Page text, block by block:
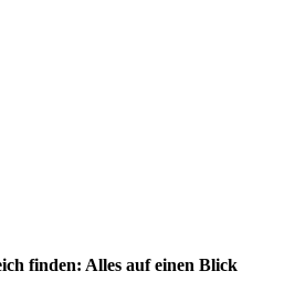
finden: Alles auf einen Blick